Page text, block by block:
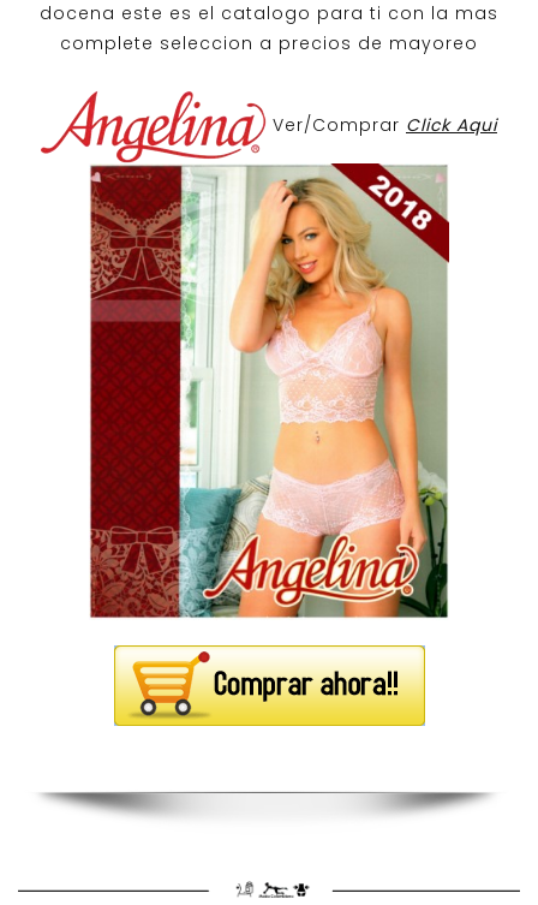
docena este es el catalogo para ti con la mas
complete seleccion a precios de mayoreo
Ver/Comprar Click Aqui